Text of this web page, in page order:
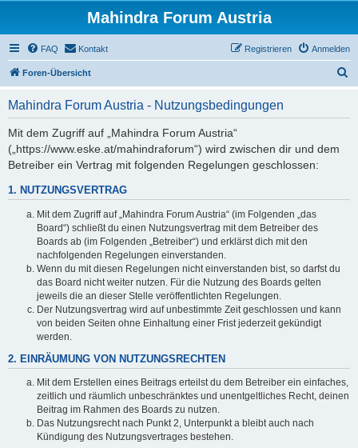
Mahindra Forum Austria
FAQ Kontakt Anmelden
Registrieren
Foren-Übersicht
Mahindra Forum Austria - Nutzungsbedingungen
Mit dem Zugriff auf „Mahindra Forum Austria“
(„https://www.eske.at/mahindraforum“) wird zwischen dir und dem
Betreiber ein Vertrag mit folgenden Regelungen geschlossen:
1. NUTZUNGSVERTRAG
Mit dem Zugriff auf „Mahindra Forum Austria“ (im Folgenden „das
Board“) schließt du einen Nutzungsvertrag mit dem Betreiber des
Boards ab (im Folgenden „Betreiber“) und erklärst dich mit den
nachfolgenden Regelungen einverstanden.
Wenn du mit diesen Regelungen nicht einverstanden bist, so darfst du
das Board nicht weiter nutzen. Für die Nutzung des Boards gelten
jeweils die an dieser Stelle veröffentlichten Regelungen.
Der Nutzungsvertrag wird auf unbestimmte Zeit geschlossen und kann
von beiden Seiten ohne Einhaltung einer Frist jederzeit gekündigt
werden.
2. EINRÄUMUNG VON NUTZUNGSRECHTEN
Mit dem Erstellen eines Beitrags erteilst du dem Betreiber ein einfaches,
zeitlich und räumlich unbeschränktes und unentgeltliches Recht, deinen
Beitrag im Rahmen des Boards zu nutzen.
Das Nutzungsrecht nach Punkt 2, Unterpunkt a bleibt auch nach
Kündigung des Nutzungsvertrages bestehen.